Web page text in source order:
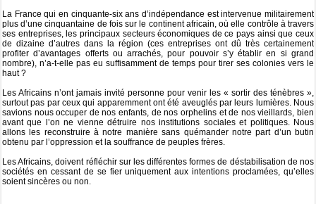
La France qui en cinquante-six ans d’indépendance est intervenue militairement
plus d’une cinquantaine de fois sur le continent africain, où elle contrôle à travers
ses entreprises, les principaux secteurs économiques de ce pays ainsi que ceux
de dizaine d’autres dans la région (ces entreprises ont dû très certainement
profiter d’avantages offerts ou arrachés, pour pouvoir s’y établir en si grand
nombre), n’a-t-elle pas eu suffisamment de temps pour tirer ses colonies vers le
haut ?
Les Africains n’ont jamais invité personne pour venir les « sortir des ténèbres »,
surtout pas par ceux qui apparemment ont été aveuglés par leurs lumières. Nous
savions nous occuper de nos enfants, de nos orphelins et de nos vieillards, bien
avant que l’on ne vienne détruire nos institutions sociales et politiques. Nous
allons les reconstruire à notre manière sans quémander notre part d’un butin
obtenu par l’oppression et la souffrance de peuples frères.
Les Africains, doivent réfléchir sur les différentes formes de déstabilisation de nos
sociétés en cessant de se fier uniquement aux intentions proclamées, qu’elles
soient sincères ou non.